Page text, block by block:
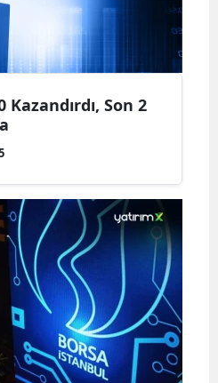
Kazandırdı, Son 2